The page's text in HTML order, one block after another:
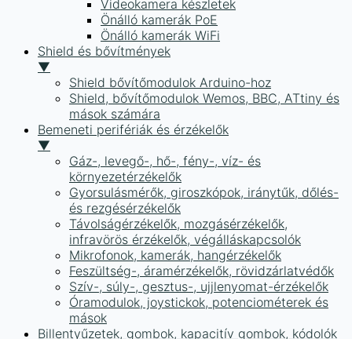
Videokamera készletek
Önálló kamerák PoE
Önálló kamerák WiFi
Shield és bővítmények
▼
Shield bővítőmodulok Arduino-hoz
Shield, bővítőmodulok Wemos, BBC, ATtiny és
mások számára
Bemeneti perifériák és érzékelők
▼
Gáz-, levegő-, hő-, fény-, víz- és
környezetérzékelők
Gyorsulásmérők, giroszkópok, iránytűk, dőlés-
és rezgésérzékelők
Távolságérzékelők, mozgásérzékelők,
infravörös érzékelők, végálláskapcsolók
Mikrofonok, kamerák, hangérzékelők
Feszültség-, áramérzékelők, rövidzárlatvédők
Szív-, súly-, gesztus-, ujjlenyomat-érzékelők
Óramodulok, joystickok, potenciométerek és
mások
Billentyűzetek, gombok, kapacitív gombok, kódolók